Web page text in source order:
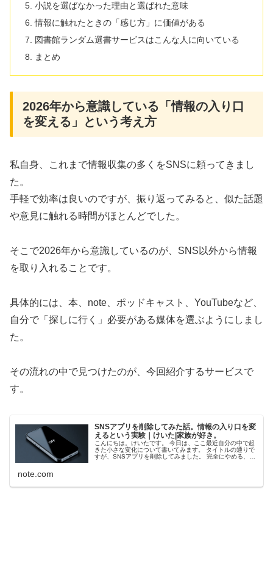
小説を選ばなかった理由と選ばれた意味
情報に触れたときの「感じ方」に価値がある
図書館ランダム選書サービスはこんな人に向いている
まとめ
2026年から意識している「情報の入り口
を変える」という考え方
私自身、これまで情報収集の多くをSNSに頼ってきまし
た。
手軽で効率は良いのですが、振り返ってみると、似た話題
や意見に触れる時間がほとんどでした。
そこで2026年から意識しているのが、SNS以外から情報
を取り入れることです。
具体的には、本、note、ポッドキャスト、YouTubeなど、
自分で「探しに行く」必要がある媒体を選ぶようにしまし
た。
その流れの中で見つけたのが、今回紹介するサービスで
す。
SNSアプリを削除してみた話。情報の入り口を変
えるという実験｜けいた|家族が好き。
こんにちは。けいたです。 今日は、ここ最近自分の中で起
きた小さな変化について書いてみます。 タイトルの通りで
すが、SNSアプリを削除してみました。 完全にやめる、と
note.com